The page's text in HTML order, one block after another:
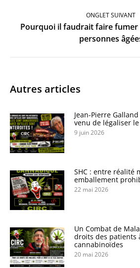
ONGLET SUIVANT
Onglet
suivant
Pourquoi il faudrait faire fumer
personnes
Autres articles
Jean-Pierre
venu de légaliser
9 juin 2026
SHC : entre réalité
emballement
22 mai 2026
Un Combat de
droits des patients
cannabinoïdes
20 mai 2026